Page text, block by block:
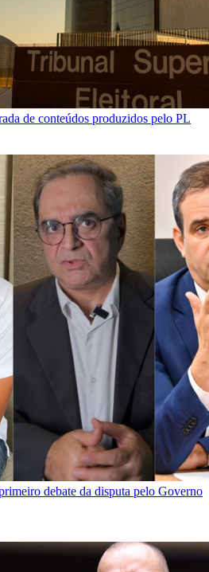
de conteúdos produzidos pelo PL
debate da disputa pelo Governo